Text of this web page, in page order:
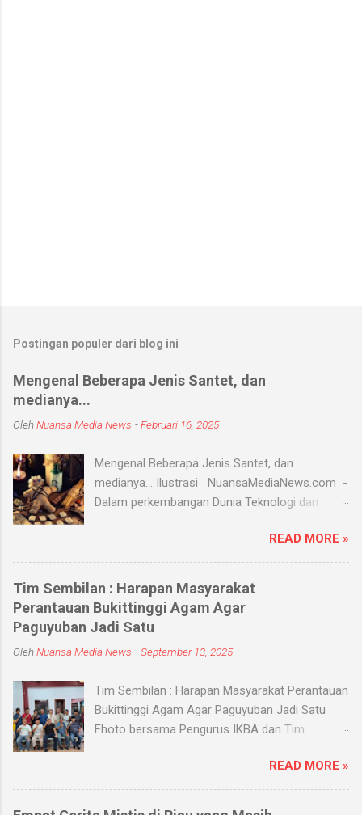
Postingan populer dari blog ini
Mengenal Beberapa Jenis Santet, dan
medianya...
OlehNuansa Media News -Februari 16, 2025
Mengenal Beberapa Jenis Santet, dan
medianya... Ilustrasi NuansaMediaNews.com -
Dalam perkembangan Dunia Teknologi dan
yang hingga saat ini masih ada dan berkembang
di masyarakat. Menurut Kamus Besar Bahasa
Indonesia (KBBI) santet berarti sihir, menyihir.
Ilmu Santet merupakan aliran ilmu hitam yang
digunakan untuk mengendalikan alam seperti
supranatural dari paranormal. Biasanya, santet
membahayakan orang lain. Banyak medium
yang digunakan oleh paranormal untuk
menyantet seseorang, diantaranya boneka,
lagi. Medium-medium tersebut 'dikirim' oleh
para dukun atau 'orang pintar' yang disewa oleh
READ MORE »
Tim Sembilan : Harapan Masyarakat
Perantauan Bukittinggi Agam Agar
Paguyuban Jadi Satu
OlehNuansa Media News -September 13, 2025
Tim Sembilan : Harapan Masyarakat Perantauan
Bukittinggi Agam Agar Paguyuban Jadi Satu
Fhoto bersama Pengurus IKBA dan Tim
Menjalin silaturahmi dengan sebuah organisasi
apalagi Paguyuban kampung adalah salah satu
bentuk menjalin persaudaraan dan
READ MORE »